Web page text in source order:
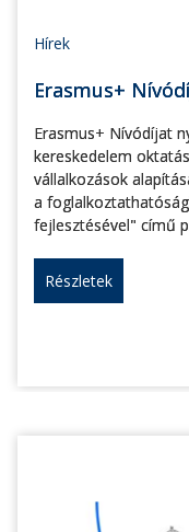
Hírek
Erasmus+
Erasmus+ Nívódíjat
kereskedelem
vállalkozások
a
fejlesztésével" című
Részletek